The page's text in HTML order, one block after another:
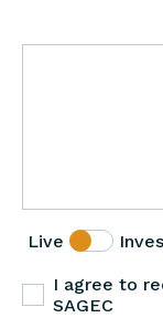
Live
I agree to
SAGEC